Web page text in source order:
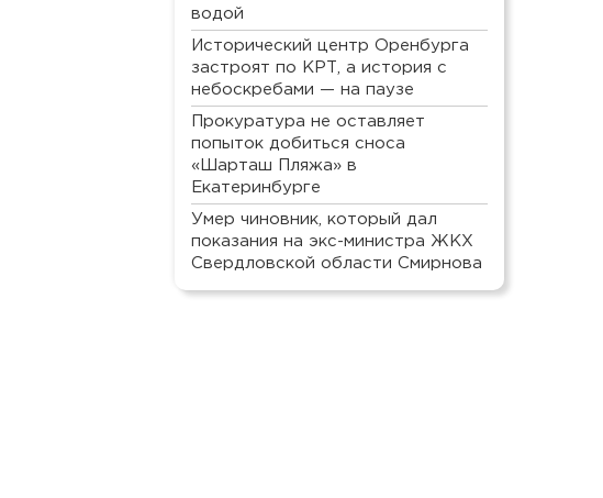
водой
Исторический центр Оренбурга
застроят по КРТ, а история с
небоскребами — на паузе
Прокуратура не оставляет
попыток добиться сноса
«Шарташ Пляжа» в
Екатеринбурге
Умер чиновник, который дал
показания на экс-министра ЖКХ
Свердловской области Смирнова